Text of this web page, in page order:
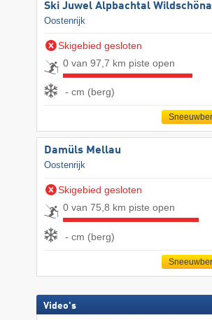
Ski Juwel Alpbachtal
Oostenrijk
Skigebied gesloten
0 van 97,7 km piste open
- cm (berg)
Damüls Mellau
Oostenrijk
Skigebied gesloten
0 van 75,8 km piste open
- cm (berg)
Video's